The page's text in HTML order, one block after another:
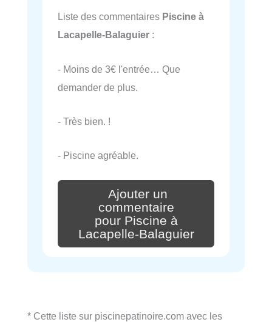
Liste des commentaires Piscine à
Lacapelle-Balaguier :
- Moins de 3€ l'entrée… Que
demander de plus.
- Très bien. !
- Piscine agréable.
Ajouter un
commentaire
pour Piscine à
Lacapelle-Balaguier
* Cette liste sur piscinepatinoire.com avec les